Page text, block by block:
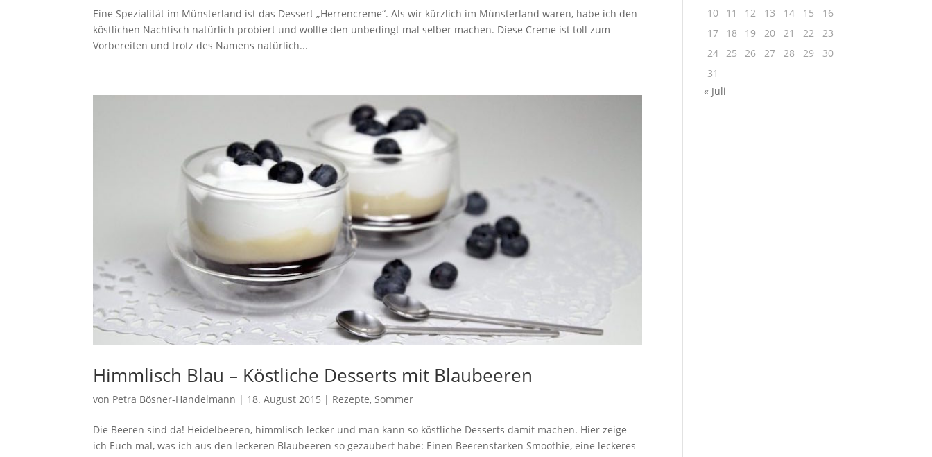
Eine Spezialität im Münsterland ist das Dessert „Herrencreme“. Als wir kürzlich im Münsterland waren, habe ich den
köstlichen Nachtisch natürlich probiert und wollte den unbedingt mal selber machen. Diese Creme ist toll zum
Vorbereiten und trotz des Namens natürlich...
Himmlisch Blau – Köstliche Desserts mit Blaubeeren
von Petra Bösner-Handelmann | 18. August 2015 | Rezepte, Sommer
Die Beeren sind da! Heidelbeeren, himmlisch lecker und man kann so köstliche Desserts damit machen. Hier zeige
ich Euch mal, was ich aus den leckeren Blaubeeren so gezaubert habe: Einen Beerenstarken Smoothie, eine leckeres
10
11 12 13 14 15
16
17
18 19 20 21 22
23
24 25 26 27 28 29
30
31
« Juli